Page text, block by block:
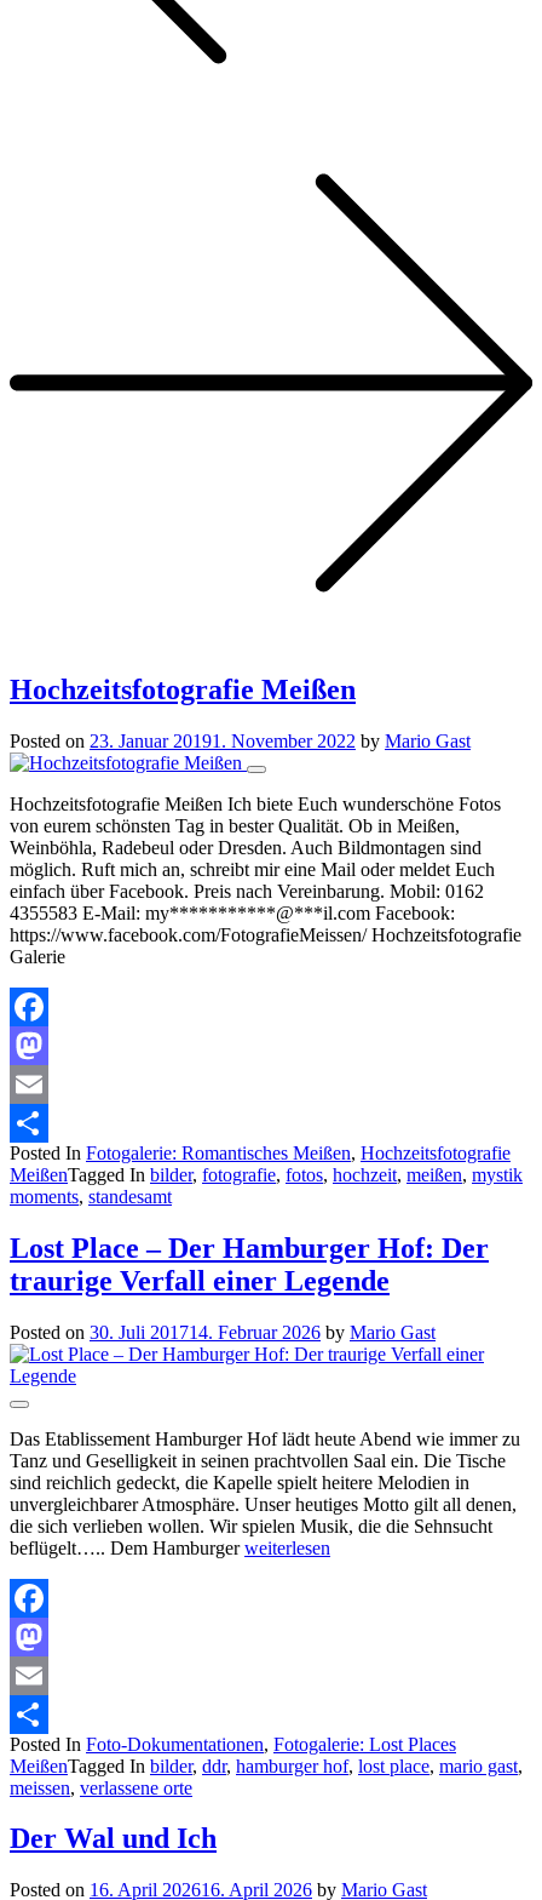
Hochzeitsfotografie Meißen
Posted on 23. Januar 20191. November 2022 by Mario Gast
Hochzeitsfotografie Meißen Ich biete Euch wunderschöne Fotos
von eurem schönsten Tag in bester Qualität. Ob in Meißen,
Weinböhla, Radebeul oder Dresden. Auch Bildmontagen sind
möglich. Ruft mich an, schreibt mir eine Mail oder meldet Euch
einfach über Facebook. Preis nach Vereinbarung. Mobil: 0162
4355583 E-Mail: my***********@***il.com Facebook:
https://www.facebook.com/FotografieMeissen/ Hochzeitsfotografie
Galerie
Facebook
Mastodon
Email
Teilen
Posted In Fotogalerie: Romantisches Meißen, Hochzeitsfotografie
MeißenTagged In bilder, fotografie, fotos, hochzeit, meißen, mystik
moments, standesamt
Lost Place – Der Hamburger Hof: Der
traurige Verfall einer Legende
Posted on 30. Juli 201714. Februar 2026 by Mario Gast
Das Etablissement Hamburger Hof lädt heute Abend wie immer zu
Tanz und Geselligkeit in seinen prachtvollen Saal ein. Die Tische
sind reichlich gedeckt, die Kapelle spielt heitere Melodien in
unvergleichbarer Atmosphäre. Unser heutiges Motto gilt all denen,
die sich verlieben wollen. Wir spielen Musik, die die Sehnsucht
beflügelt….. Dem Hamburgerweiterlesen
Facebook
Mastodon
Email
Teilen
Posted In Foto-Dokumentationen, Fotogalerie: Lost Places
MeißenTagged In bilder, ddr, hamburger hof, lost place, mario gast,
meissen, verlassene orte
Der Wal und Ich
Posted on 16. April 202616. April 2026 by Mario Gast